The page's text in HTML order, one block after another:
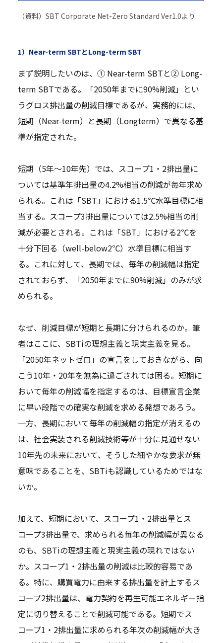
（資料）SBT Corporate Net-Zero Standard Ver1.0より
1）Near-term SBTとLong-term SBT
まず説明したいのは、① Near-term SBTと② Long-
term SBTである。「2050年までに90%削減」とい
うグロス排出量の削減目標であるが、実務的には、
短期（Near-term）と長期（Longterm）で異なる基
準が指定された。
短期（5年～10年先）では、スコープ1・2排出量に
ついては基準年排出量の4.2%相当の削減が毎年求め
られる。これは「SBT」における1.5℃水準目標に相
当する。スコープ3排出量については2.5%相当の削
減が必要とされる。これは「SBT」における2℃を
十分下回る（well-below2℃）水準目標に相当す
る。これに対して、長期では、毎年の削減幅は指定
されておらず、「2050年までに90%削減」のみが求
められる。
なぜ、削減目標が短期と長期に分けられるのか。筆
者はここに、SBTiの理想主義と現実主義を見る。
「2050年ネットゼロ」の宣言をしておきながら、向
こう10年・20年を無為に過ごされては困る。短期に
おいて毎年の削減幅を指定するのは、目標宣言企業
に早い段階での確実な削減を求める発想であろう。
一方、長期において毎年の削減幅の指定が消えるの
は、社会実装される削減技術等が十分に見通せない
10年先の未来において、そうした細やかな要求が無
意味であることを、SBTiも認識しているためではな
いか。
加えて、短期において、スコープ1・2排出量とス
コープ3排出量で、求められる毎年の削減幅が異なる
のも、SBTiの理想主義と現実主義の現れではない
か。スコープ1・2排出量の削減は比較的容易であ
る。特に、購買電力に由来する排出量を計上するス
コープ2排出量は、電力契約を再生可能エネルギー指
定に切り替えることで削減可能である。短期でス
コープ1・2排出量に求められる年次の削減幅が大き